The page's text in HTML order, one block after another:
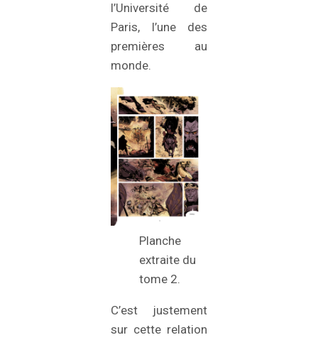
l’Université de
Paris, l’une des
premières au
monde.
Planche
extraite du
tome 2.
C’est justement
sur cette relation